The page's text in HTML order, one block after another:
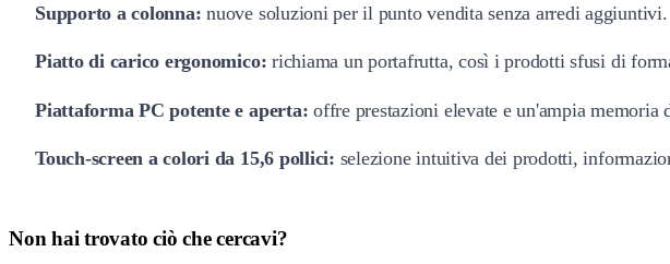
Supporto a colonna: nuove soluzioni per il punto vendita senza arredi aggiuntivi.
Piatto di carico ergonomico: richiama un portafrutta, così i prodotti sfusi di
Piattaforma PC potente e aperta: offre prestazioni elevate e un'ampia
Touch-screen a colori da 15,6 pollici: selezione intuitiva dei prodotti,
Non hai trovato ciò che cercavi?